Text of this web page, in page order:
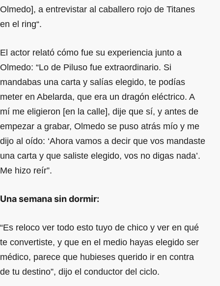
Olmedo], a entrevistar al caballero rojo de Titanes
en el ring“.
El actor relató cómo fue su experiencia junto a
Olmedo: “Lo de Piluso fue extraordinario. Si
mandabas una carta y salías elegido, te podías
meter en Abelarda, que era un dragón eléctrico. A
mí me eligieron [en la calle], dije que sí, y antes de
empezar a grabar, Olmedo se puso atrás mío y me
dijo al oído: ‘Ahora vamos a decir que vos mandaste
una carta y que saliste elegido, vos no digas nada’.
Me hizo reír”.
Una semana sin dormir:
“Es reloco ver todo esto tuyo de chico y ver en qué
te convertiste, y que en el medio hayas elegido ser
médico, parece que hubieses querido ir en contra
de tu destino”, dijo el conductor del ciclo.